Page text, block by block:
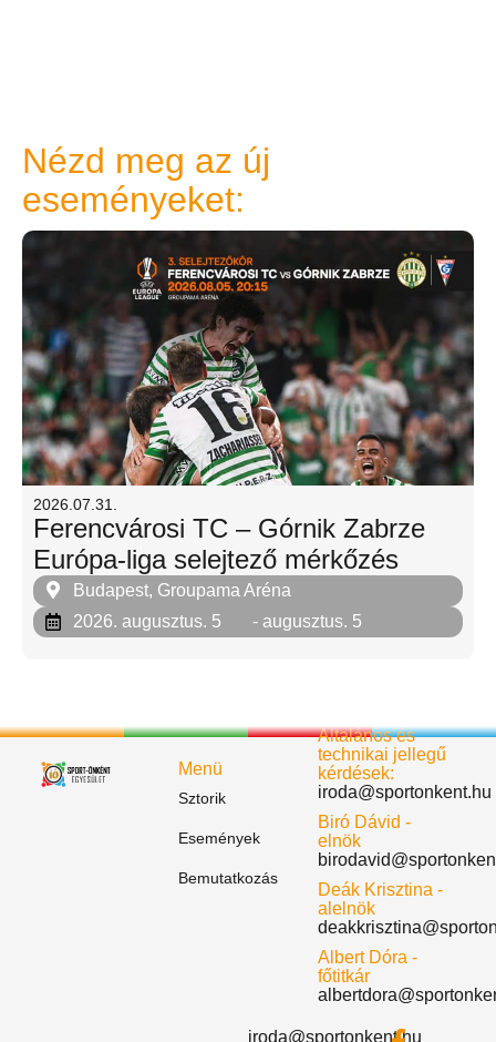
Nézd meg az új
eseményeket:
2026.07.31.
Ferencvárosi TC – Górnik Zabrze
Európa-liga selejtező mérkőzés
Budapest, Groupama Aréna
2026. augusztus. 5
- augusztus. 5
Menü
Sztorik
Események
Bemutatkozás
Általános és
technikai jellegű
kérdések:
iroda@sportonkent.hu
Biró Dávid -
elnök
Deák Krisztina -
alelnök
Albert Dóra -
főtitkár
iroda@sportonkent.hu